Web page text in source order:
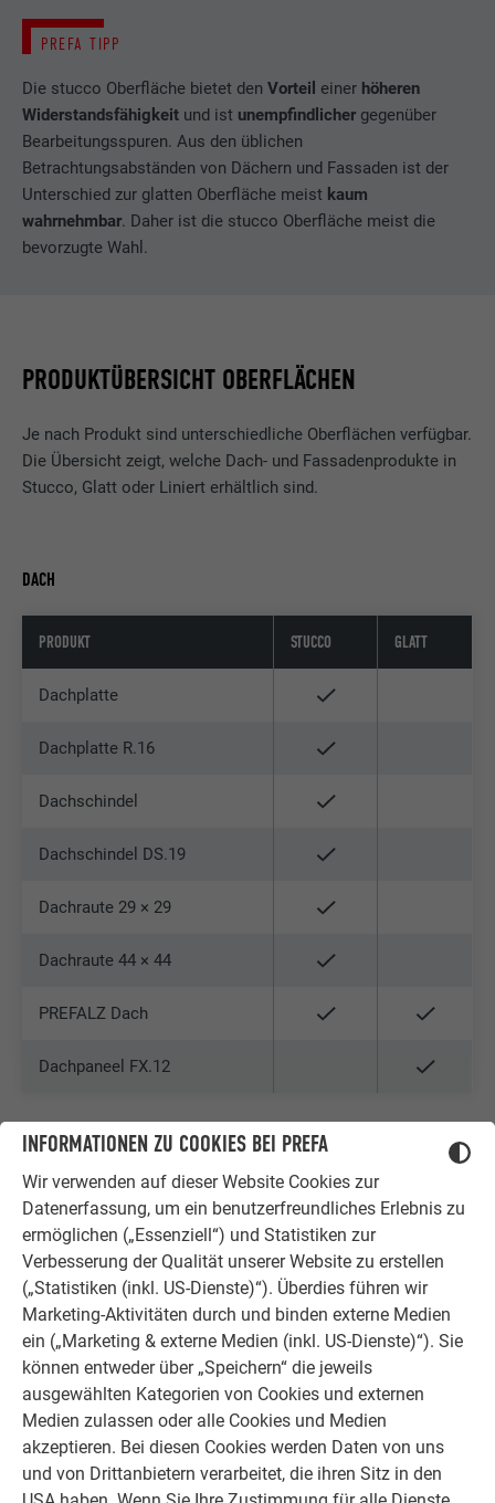
INFORMATIONEN ZU COOKIES BEI PREFA
Wir verwenden auf dieser Website Cookies zur
Datenerfassung, um ein benutzerfreundliches Erlebnis zu
ermöglichen („Essenziell“) und Statistiken zur
Verbesserung der Qualität unserer Website zu erstellen
(„Statistiken (inkl. US-Dienste)“). Überdies führen wir
Marketing-Aktivitäten durch und binden externe Medien
ein („Marketing & externe Medien (inkl. US-Dienste)“). Sie
können entweder über „Speichern“ die jeweils
ausgewählten Kategorien von Cookies und externen
Medien zulassen oder alle Cookies und Medien
akzeptieren. Bei diesen Cookies werden Daten von uns
und von Drittanbietern verarbeitet, die ihren Sitz in den
PREFA TIPP
Die stucco Oberfläche bietet denVorteil einer höheren
Widerstandsfähigkeit und ist unempfindlicher gegenüber
Bearbeitungsspuren. Aus den üblichen
Betrachtungsabständen von Dächern und Fassaden ist der
Unterschied zur glatten Oberfläche meist kaum
wahrnehmbar. Daher ist die stucco Oberfläche meist die
bevorzugte Wahl.
PRODUKTÜBERSICHT OBERFLÄCHEN
Je nach Produkt sind unterschiedliche Oberflächen verfügbar.
Die Übersicht zeigt, welche Dach- und Fassadenprodukte in
Stucco, Glatt oder Liniert erhältlich sind.
DACH
PRODUKT STUCCO GLATT
Dachplatte
Dachplatte R.16
Dachschindel
Dachschindel DS.19
Dachraute 29 × 29
Dachraute 44 × 44
PREFALZ Dach
Dachpaneel FX.12
FASSADE
PRODUKT STUCCO GLATT
PREFALZ Fassade
Sidings bis Baubreite 200
Sidings ab Baubreite 300
Siding.X